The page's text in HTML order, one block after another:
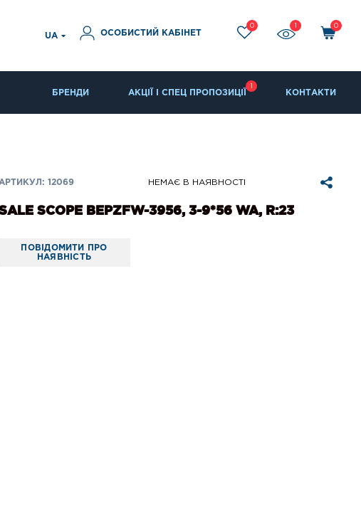
UA ОСОБИСТИЙ КАБІНЕТ
0 0
БРЕНДИ АКЦІЇ І СПЕЦ ПРОПОЗИЦІЇ КОНТАКТИ
АРТИКУЛ: 12069 НЕМАЄ В НАЯВНОСТІ
SCOPE BEPZFW-3956, 3-9*56 WA, R:23
ПОВІДОМИТИ ПРО
НАЯВНІСТЬ